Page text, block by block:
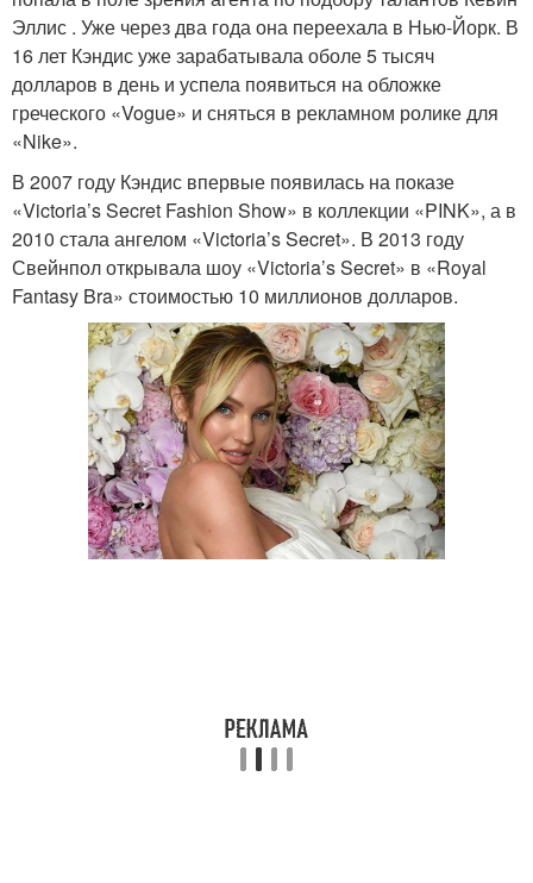
Эллис . Уже через два года она переехала в Нью-Йорк. В
16 лет Кэндис уже зарабатывала оболе 5 тысяч
долларов в день и успела появиться на обложке
греческого «Vogue» и сняться в рекламном ролике для
«Nike».
В 2007 году Кэндис впервые появилась на показе
«Victoria’s Secret Fashion Show» в коллекции «PINK», а в
2010 стала ангелом «Victoria’s Secret». В 2013 году
Свейнпол открывала шоу «Victoria’s Secret» в «Royal
Fantasy Bra» стоимостью 10 миллионов долларов.